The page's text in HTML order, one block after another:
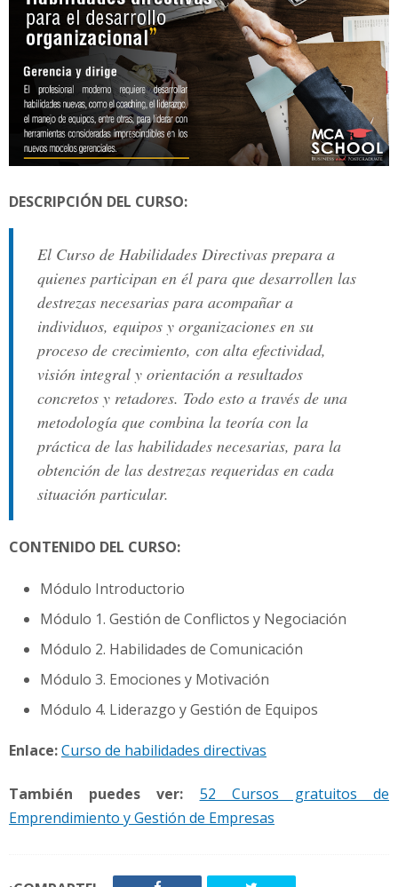
z
a
c
i
o
n
a
l
DESCRIPCIÓN DEL CURSO:
El Curso de Habilidades Directivas prepara a
quienes participan en él para que desarrollen las
destrezas necesarias para acompañar a
individuos, equipos y organizaciones en su
proceso de crecimiento, con alta efectividad,
visión integral y orientación a resultados
concretos y retadores. Todo esto a través de una
metodología que combina la teoría con la
práctica de las habilidades necesarias, para la
obtención de las destrezas requeridas en cada
situación particular.
CONTENIDO DEL CURSO:
Módulo Introductorio
Módulo 1. Gestión de Conflictos y Negociación
Módulo 2. Habilidades de Comunicación
Módulo 3. Emociones y Motivación
Módulo 4. Liderazgo y Gestión de Equipos
Enlace:Curso de habilidades directivas
También puedes ver:
52 Cursos gratuitos de
Emprendimiento y Gestión de Empresas